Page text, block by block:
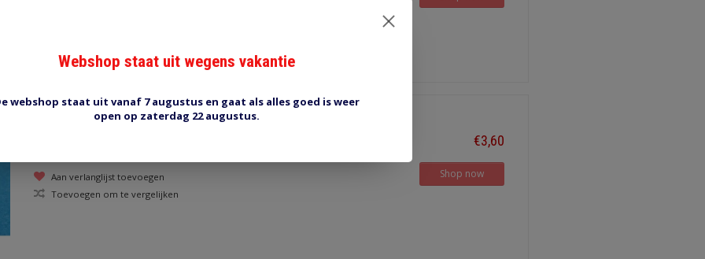
CX-3, binnendiameter 3 mm
Aan verlanglijst toevoegen
Toevoegen om te vergelijken
€3,60
Shop now
Webshop staat uit wegens vakantie
webshop staat uit vanaf 7 augustus en gaat als alles goed is weer
open op zaterdag 22 augustus.